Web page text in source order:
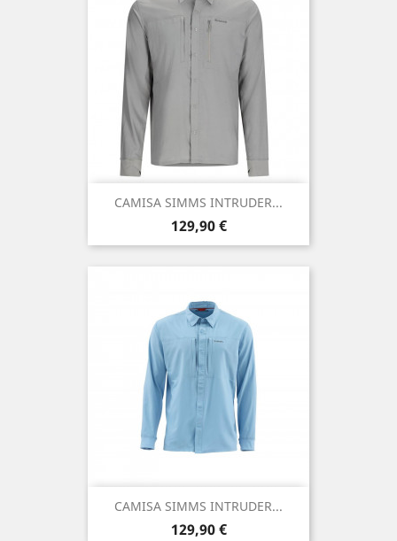
CAMISA SIMMS INTRUDER...
Precio
129,90 €
CAMISA SIMMS INTRUDER...
Precio
129,90 €